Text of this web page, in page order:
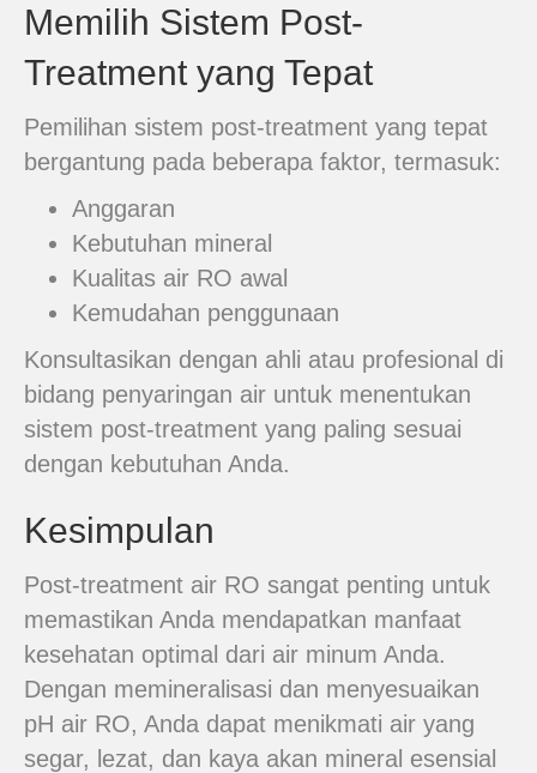
Memilih Sistem Post-
Treatment yang Tepat
Pemilihan sistem post-treatment yang tepat
bergantung pada beberapa faktor, termasuk:
Anggaran
Kebutuhan mineral
Kualitas air RO awal
Kemudahan penggunaan
Konsultasikan dengan ahli atau profesional di
bidang penyaringan air untuk menentukan
sistem post-treatment yang paling sesuai
dengan kebutuhan Anda.
Kesimpulan
Post-treatment air RO sangat penting untuk
memastikan Anda mendapatkan manfaat
kesehatan optimal dari air minum Anda.
Dengan memineralisasi dan menyesuaikan
pH air RO, Anda dapat menikmati air yang
segar, lezat, dan kaya akan mineral esensial